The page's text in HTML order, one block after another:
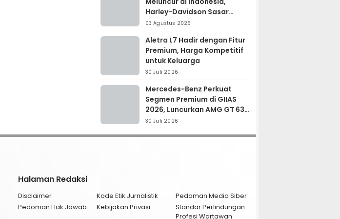
Harley-Davidson Sasar
Kolektor Motor Premium
03 Agustus 2026
Aletra L7 Hadir dengan Fitur
Premium, Harga Kompetitif
untuk Keluarga
30 Juli 2026
Mercedes-Benz Perkuat
Segmen Premium di GIIAS
2026, Luncurkan AMG GT 63
PRO dan GLC 200
30 Juli 2026
Halaman Redaksi
Disclaimer Kode Etik Jurnalistik
Pedoman Media Siber
Pedoman Hak Jawab
Kebijakan Privasi
Standar Perlindungan
Profesi Wartawan